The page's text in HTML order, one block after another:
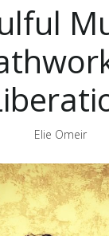
Elie Omeir